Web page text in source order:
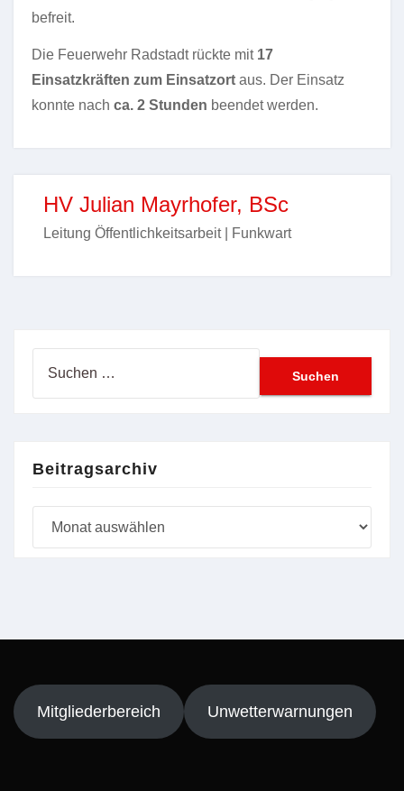
befreit.
Die Feuerwehr Radstadt rückte mit 17
Einsatzkräften zum Einsatzort aus. Der Einsatz
konnte nach ca. 2 Stunden beendet werden.
HV Julian Mayrhofer, BSc
Leitung Öffentlichkeitsarbeit | Funkwart
Beitragsarchiv
Mitgliederbereich Unwetterwarnungen